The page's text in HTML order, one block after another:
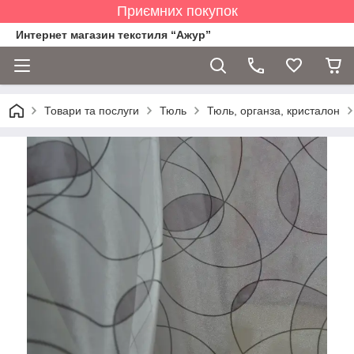
Приємних покупок
Интернет магазин текстиля “Ажур”
Товари та послуги Тюль Тюль, органза, кристалон